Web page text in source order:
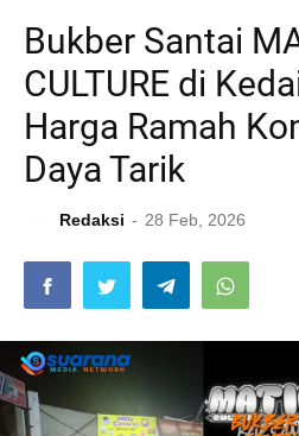
Bukber Santai
CULTURE di
Harga Ramah
Daya Tarik
Redaksi 28 Feb, 2026